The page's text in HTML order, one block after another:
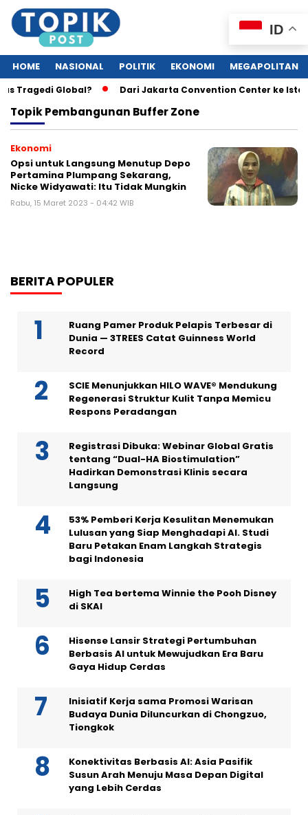
HOME NASIONAL POLITIK EKONOMI MEGAPOLITAN
Tragedi Global? Dari Jakarta Convention Center ke
TopikPembangunan Buffer Zone
Ekonomi
Opsi untuk Langsung Menutup Depo
Pertamina Plumpang Sekarang,
Nicke Widyawati: Itu Tidak Mungkin
Rabu, 15 Maret 2023 - 04:42 WIB
BERITA POPULER
Ruang Pamer Produk Pelapis Terbesar di
Dunia — 3TREES Catat Guinness World
Record
SCIE Menunjukkan HILO WAVE® Mendukung
Regenerasi Struktur Kulit Tanpa Memicu
Respons Peradangan
Registrasi Dibuka: Webinar Global Gratis
tentang “Dual-HA Biostimulation”
Hadirkan Demonstrasi Klinis secara
Langsung
53% Pemberi Kerja Kesulitan Menemukan
Lulusan yang Siap Menghadapi AI. Studi
Baru Petakan Enam Langkah Strategis
bagi Indonesia
High Tea bertema Winnie the Pooh Disney
di SKAI
Hisense Lansir Strategi Pertumbuhan
Berbasis AI untuk Mewujudkan Era Baru
Gaya Hidup Cerdas
Inisiatif Kerja sama Promosi Warisan
Budaya Dunia Diluncurkan di Chongzuo,
Tiongkok
Konektivitas Berbasis AI: Asia Pasifik
Susun Arah Menuju Masa Depan Digital
yang Lebih Cerdas
ID